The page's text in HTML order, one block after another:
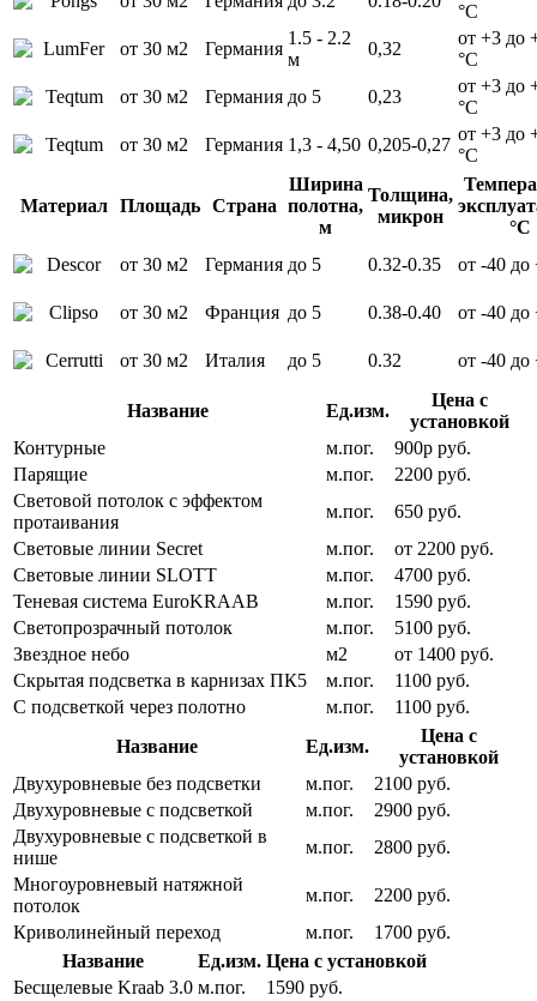
°С
от 30 м2
Германия
1.5 - 2.2
м
0,32
от +3 до
°С
от 30 м2
Германия до 5 0,23
от +3 до
°С
от 30 м2
Германия 1,3 - 4,50 0,205-0,27
от +3 до
°С
Материал Площадь Страна
Ширина
полотна,
м
Толщина,
микрон
°С
от 30 м2
Германия до 5 0.32-0.35 от -40 до
от 30 м2 Франция до 5 0.38-0.40 от -40 до
от 30 м2 Италия до 5 0.32 от -40 до
Название Ед.изм.
Цена с
установкой
Контурные
м.пог.
900р руб.
Парящие
м.пог.
2200 руб.
Световой потолок с эффектом
протаивания
м.пог.
650 руб.
Световые линии Secret
м.пог.
от 2200 руб.
Световые линии SLOTT
м.пог.
4700 руб.
Теневая система EuroKRAAB
м.пог.
1590 руб.
Светопрозрачный потолок
м.пог.
5100 руб.
Звездное небо
м2
от 1400 руб.
Скрытая подсветка в карнизах ПК5
м.пог.
1100 руб.
С подсветкой через полотно
м.пог.
1100 руб.
Название
Ед.изм.
Цена с
установкой
Двухуровневые без подсветки
м.пог.
2100 руб.
Двухуровневые с подсветкой
м.пог.
2900 руб.
Двухуровневые с подсветкой в
нише
м.пог.
2800 руб.
Многоуровневый натяжной
потолок
м.пог.
2200 руб.
Криволинейный переход
м.пог.
1700 руб.
Название
Ед.изм. Цена с установкой
Бесщелевые Kraab 3.0 м.пог.
1590 руб.